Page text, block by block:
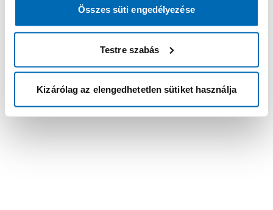
Összes süti engedélyezése
Testre szabás
Kizárólag az elengedhetetlen sütiket használja